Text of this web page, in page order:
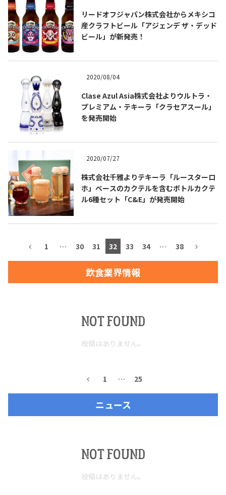
TEQUILA JOURNAL
About
テキーラのつくり方 テキーラマーケット
テキーラの飲み方
メキシコ料理 メキシコ旅行
メキシコの記念日
イベント一覧
テキーラ・メスカルが 飲めるバー
＆レストラン
お問合せ プライバシーポリシー サイトマップ
リードオフジャパン株式会社からメキシコ
産クラフトビール「アジェンデ ザ・デッド
ビール」が新発売！
2020/08/04
Clase Azul Asia株式会社よりウルトラ・
プレミアム・テキーラ「クラセアスール」
を発売開始
2020/07/27
株式会社千雅よりテキーラ「ルースターロ
ホ」ベースのカクテルを含むボトルカクテ
ル6種セット「C&E」が発売開始
1 … 30 31 32 33 34 … 38
飲食業界情報
NOT FOUND
投稿はありません。
1 … 25
ニュース
NOT FOUND
投稿はありません。